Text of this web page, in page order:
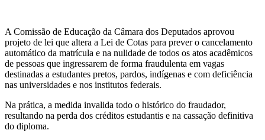
A Comissão de Educação da Câmara dos Deputados aprovou
projeto de lei que altera a Lei de Cotas para prever o cancelamento
automático da matrícula e na nulidade de todos os atos acadêmicos
de pessoas que ingressarem de forma fraudulenta em vagas
destinadas a estudantes pretos, pardos, indígenas e com deficiência
nas universidades e nos institutos federais.
Na prática, a medida invalida todo o histórico do fraudador,
resultando na perda dos créditos estudantis e na cassação definitiva
do diploma.